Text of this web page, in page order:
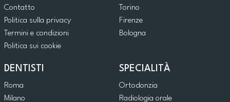
Contatto
Politica sulla privacy
Termini e condizioni
Politica sui cookie
Torino
Firenze
Bologna
DENTISTI
Roma
Milano
SPECIALITÀ
Ortodonzia
Radiologia orale